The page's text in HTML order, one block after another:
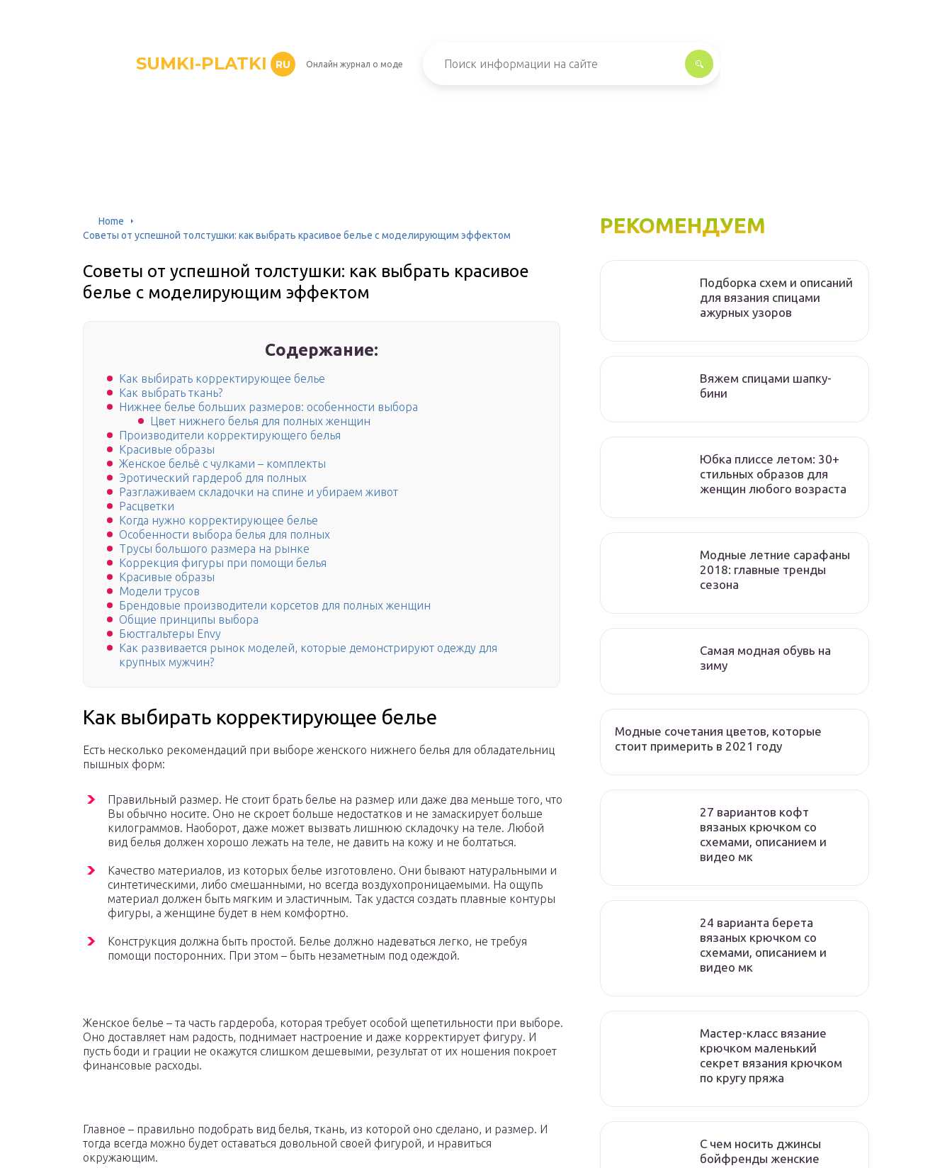
SUMKI-PLATKI RU Онлайн журнал о моде
Home
Советы от успешной толстушки: как выбрать красивое белье с моделирующим эффектом
Советы от успешной толстушки: как выбрать красивое
белье с моделирующим эффектом
Содержание:
Как выбирать корректирующее белье
Как выбрать ткань?
Нижнее белье больших размеров: особенности выбора
Цвет нижнего белья для полных женщин
Производители корректирующего белья
Красивые образы
Женское бельё с чулками – комплекты
Эротический гардероб для полных
Разглаживаем складочки на спине и убираем живот
Расцветки
Когда нужно корректирующее белье
Особенности выбора белья для полных
Трусы большого размера на рынке
Коррекция фигуры при помощи белья
Красивые образы
Модели трусов
Брендовые производители корсетов для полных женщин
Общие принципы выбора
Бюстгальтеры Envy
Как развивается рынок моделей, которые демонстрируют одежду для
крупных мужчин?
Как выбирать корректирующее белье
Есть несколько рекомендаций при выборе женского нижнего белья для обладательниц
пышных форм:
Правильный размер. Не стоит брать белье на размер или даже два меньше того, что
Вы обычно носите. Оно не скроет больше недостатков и не замаскирует больше
килограммов. Наоборот, даже может вызвать лишнюю складочку на теле. Любой
вид белья должен хорошо лежать на теле, не давить на кожу и не болтаться.
Качество материалов, из которых белье изготовлено. Они бывают натуральными и
синтетическими, либо смешанными, но всегда воздухопроницаемыми. На ощупь
материал должен быть мягким и эластичным. Так удастся создать плавные контуры
фигуры, а женщине будет в нем комфортно.
Конструкция должна быть простой. Белье должно надеваться легко, не требуя
помощи посторонних. При этом – быть незаметным под одеждой.
Женское белье – та часть гардероба, которая требует особой щепетильности при выборе.
Оно доставляет нам радость, поднимает настроение и даже корректирует фигуру. И
пусть боди и грации не окажутся слишком дешевыми, результат от их ношения покроет
финансовые расходы.
Главное – правильно подобрать вид белья, ткань, из которой оно сделано, и размер. И
тогда всегда можно будет оставаться довольной своей фигурой, и нравиться
окружающим.
РЕКОМЕНДУЕМ
Подборка схем и описаний
для вязания спицами
ажурных узоров
Вяжем спицами шапку-
бини
Юбка плиссе летом: 30+
стильных образов для
женщин любого возраста
Модные летние сарафаны
2018: главные тренды
сезона
Самая модная обувь на
зиму
Модные сочетания цветов, которые
стоит примерить в 2021 году
27 вариантов кофт
вязаных крючком со
схемами, описанием и
видео мк
24 варианта берета
вязаных крючком со
схемами, описанием и
видео мк
Мастер-класс вязание
крючком маленький
секрет вязания крючком
по кругу пряжа
С чем носить джинсы
бойфренды женские